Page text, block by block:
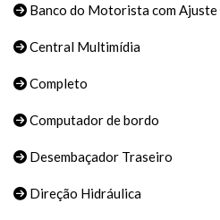
Banco do Motorista com
Central Multimídia
Completo
Computador de bordo
Desembaçador Traseiro
Direção Hidráulica